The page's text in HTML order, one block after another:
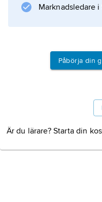
Information
Marknadsledare i
Påbörja din
Är du lärare? Starta din